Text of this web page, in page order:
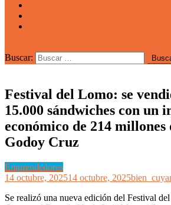
Buscar:
Festival del Lomo: se
15.000 sándwiches con un
económico de 214 millones
Godoy Cruz
Emprendedores
14 octubre, 202514 octubre, 2025
Se realizó una nueva edición del Festival